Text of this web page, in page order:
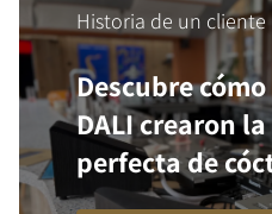
Historia de un cliente
Descubre cómo
DALI crearon
perfecta de